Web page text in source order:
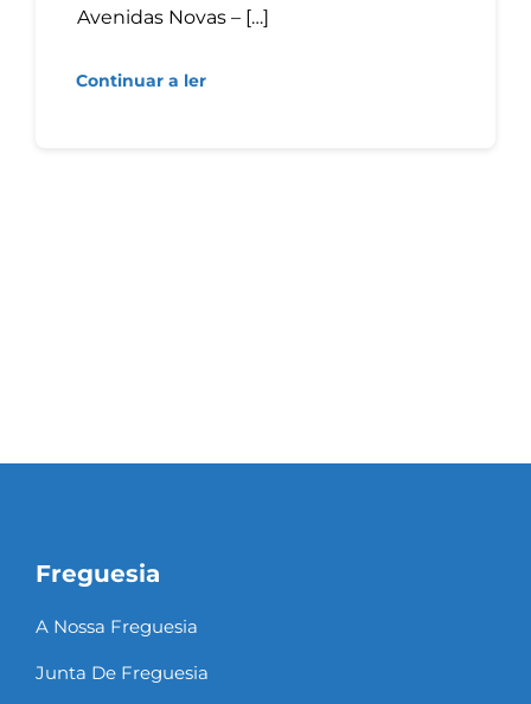
Avenidas Novas – […]
Continuar a ler
Freguesia
A Nossa Freguesia
Junta De Freguesia